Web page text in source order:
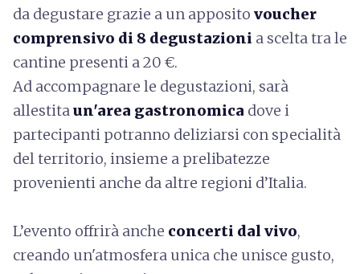
da degustare grazie a un apposito voucher
comprensivo di 8 degustazioni a scelta tra le
cantine presenti a 20 €.
Ad accompagnare le degustazioni, sarà
allestitaun'area gastronomica dove i
partecipanti potranno deliziarsi con specialità
del territorio, insieme a prelibatezze
provenienti anche da altre regioni d’Italia.
L’evento offrirà anche concerti dal vivo,
creando un'atmosfera unica che unisce gusto,